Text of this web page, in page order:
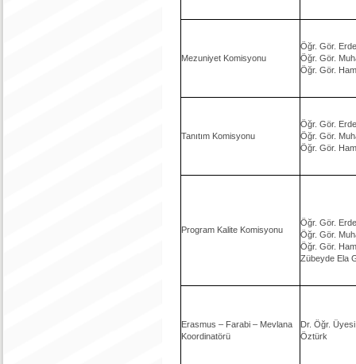
Mezuniyet Komisyonu
Öğr. Gör.
Öğr. Gör.
Öğr. Gör.
Tanıtım Komisyonu
Öğr. Gör.
Öğr. Gör.
Öğr. Gör.
Program Kalite Komisyonu
Öğr. Gör.
Öğr. Gör.
Öğr. Gör.
Zübeyde Ela
Erasmus – Farabi – Mevlana
Koordinatörü
Dr. Öğr.
Öztürk